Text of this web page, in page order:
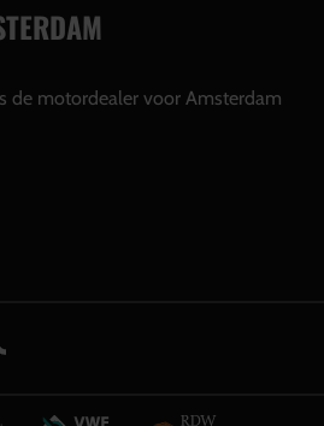
de motordealer voor Amsterdam